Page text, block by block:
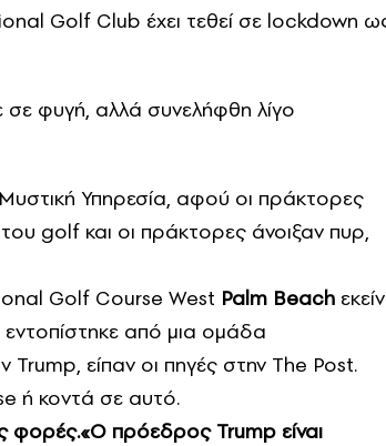
Golf Club έχει τεθεί σε lockdown
φυγή, αλλά συνελήφθη λίγο
Υπηρεσία, αφού οι πράκτορες
golf και οι πράκτορες άνοιξαν πυρ,
Golf Course West Palm Beach
από μια ομάδα
είπαν οι πηγές στην The Post.
ή κοντά σε αυτό.
φορές.«Ο πρόεδρος Trump είναι